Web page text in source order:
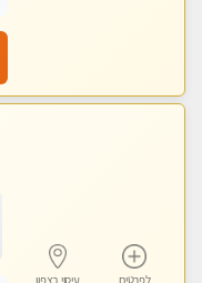
לפרטים
עיסוי בצפון